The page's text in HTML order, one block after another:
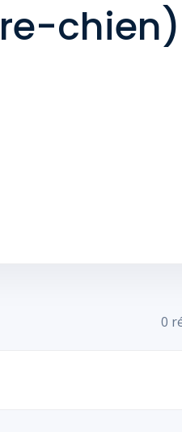
chien)
0